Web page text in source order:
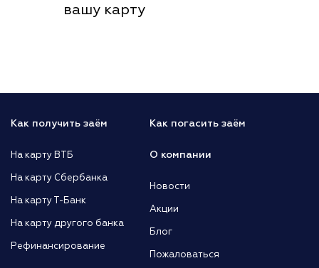
вашу карту
Как получить заём
На карту ВТБ
На карту Сбербанка
На карту Т-Банк
На карту другого банка
Рефинансирование
Как погасить заём
О компании
Новости
Акции
Блог
Пожаловаться